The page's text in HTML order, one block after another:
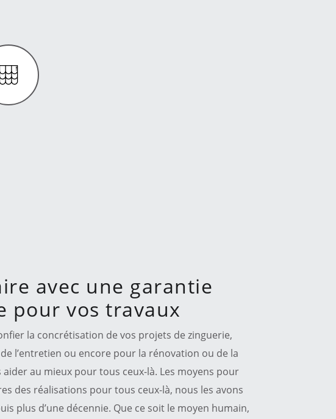
avec une garantie
pour vos travaux
la concrétisation de vos projets de zinguerie,
l’entretien ou encore pour la rénovation ou de la
au mieux pour tous ceux-là. Les moyens pour
des réalisations pour tous ceux-là, nous les avons
plus d’une décennie. Que ce soit le moyen humain,